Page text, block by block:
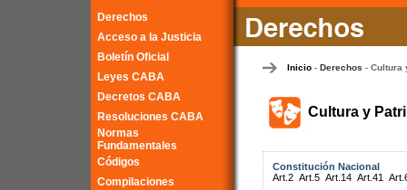
Derechos
Acceso a la Justicia
Boletín Oficial
Leyes CABA
Decretos CABA
Resoluciones CABA
Normas
Fundamentales
Códigos
Compilaciones
Inicio- Derechos - Cultura
Cultura y
Constitución Nacional
Art.2 Art.5 Art.14 Art.41